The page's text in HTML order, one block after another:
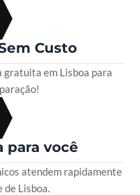
Custo
em Lisboa para
para você
atendem rapidamente
de Lisboa.